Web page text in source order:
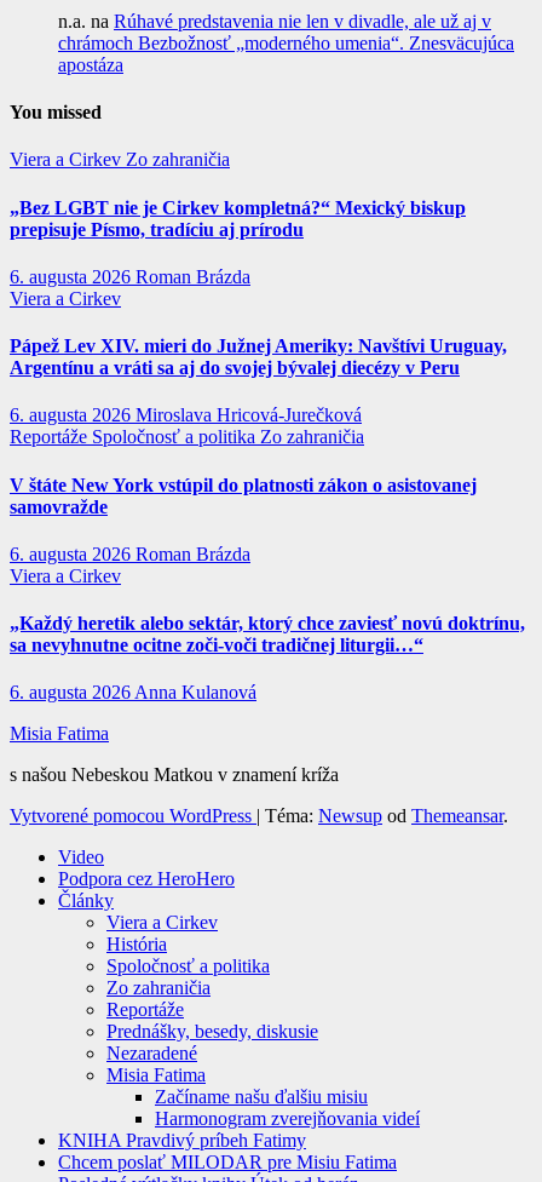
n.a. na Rúhavé predstavenia nie len v divadle, ale už aj v
chrámoch Bezbožnosť „moderného umenia“. Znesväcujúca
apostáza
You missed
Viera a Cirkev Zo zahraničia
„Bez LGBT nie je Cirkev kompletná?“ Mexický biskup
prepisuje Písmo, tradíciu aj prírodu
6. augusta 2026 Roman Brázda
Viera a Cirkev
Pápež Lev XIV. mieri do Južnej Ameriky: Navštívi Uruguay,
Argentínu a vráti sa aj do svojej bývalej diecézy v Peru
6. augusta 2026 Miroslava Hricová-Jurečková
Reportáže Spoločnosť a politika Zo zahraničia
V štáte New York vstúpil do platnosti zákon o asistovanej
samovražde
6. augusta 2026 Roman Brázda
Viera a Cirkev
„Každý heretik alebo sektár, ktorý chce zaviesť novú doktrínu,
sa nevyhnutne ocitne zoči-voči tradičnej liturgii…“
6. augusta 2026Anna Kulanová
Misia Fatima
s našou Nebeskou Matkou v znamení kríža
Vytvorené pomocou WordPress
Téma: Newsup od Themeansar.
Video
Podpora cez HeroHero
Články
Viera a Cirkev
História
Spoločnosť a politika
Zo zahraničia
Reportáže
Prednášky, besedy, diskusie
Nezaradené
Misia Fatima
Začíname našu ďalšiu misiu
Harmonogram zverejňovania videí
KNIHA Pravdivý príbeh Fatimy
Chcem poslať MILODAR pre Misiu Fatima